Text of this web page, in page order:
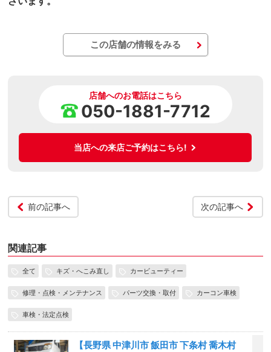
この店舗の情報をみる
店舗へのお電話はこちら
050-1881-7712
当店への来店ご予約はこちら!
前の記事へ 次の記事へ
関連記事
全て キズ・へこみ直し カービューティー
修理・点検・メンテナンス パーツ交換・取付 カーコン車検
車検・法定点検
【長野県 中津川市 飯田市 下条村 喬木村